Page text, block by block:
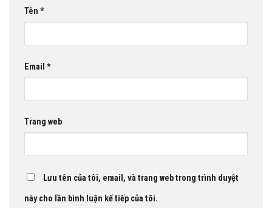
Tên *
Email *
Trang web
Lưu tên của tôi, email, và trang web trong trình duyệt
này cho lần bình luận kế tiếp của tôi.